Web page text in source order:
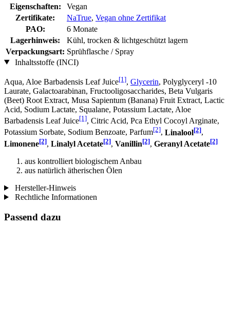
Eigenschaften:
Vegan
Zertifikate:
NaTrue, Vegan ohne Zertifikat
PAO:
6 Monate
Lagerhinweis:
Kühl, trocken & lichtgeschützt lagern
Verpackungsart: Sprühflasche / Spray
Inhaltsstoffe (INCI)
Aqua, Aloe Barbadensis Leaf Juice[1], Glycerin, Polyglyceryl -10
Laurate, Galactoarabinan, Fructooligosaccharides, Beta Vulgaris
(Beet) Root Extract, Musa Sapientum (Banana) Fruit Extract, Lactic
Acid, Sodium Lactate, Squalane, Potassium Lactate, Aloe
Barbadensis Leaf Juice[1], Citric Acid, Pca Ethyl Cocoyl Arginate,
Potassium Sorbate, Sodium Benzoate, Parfum[2], Linalool[2],
Limonene[2], Linalyl Acetate[2], Vanillin[2], Geranyl Acetate[2]
aus kontrolliert biologischem Anbau
aus natürlich ätherischen Ölen
Hersteller-Hinweis
Rechtliche Informationen
Passend dazu